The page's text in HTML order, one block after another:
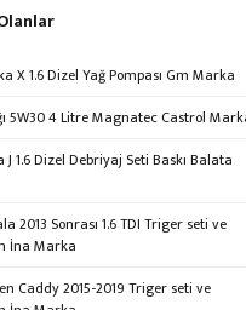
X 1.6 Dizel Yağ Pompası Gm Marka
5W30 4 Litre Magnatec Castrol
J 1.6 Dizel Debriyaj Seti Baskı Balata
2013 Sonrası 1.6 TDI Triger seti ve
İna Marka
Caddy 2015-2019 Triger seti ve